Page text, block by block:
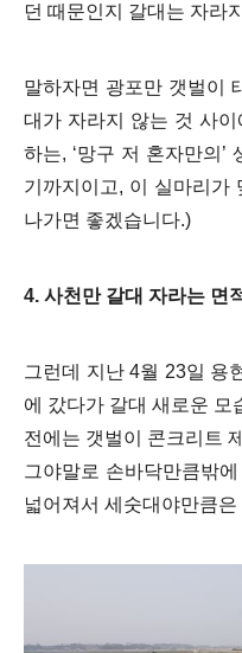
던 때문인지 갈대는 자라
말하자면 광포만 갯벌이
대가 자라지 않는 것 사
하는, ‘망구 저 혼자만의’
기까지이고, 이 실마리가
나가면 좋겠습니다.)
4. 사천만 갈대 자라는 면
그런데 지난 4월 23일 용
에 갔다가 갈대 새로운 모
전에는 갯벌이 콘크리트
그야말로 손바닥만큼밖
넓어져서 세숫대야만큼은